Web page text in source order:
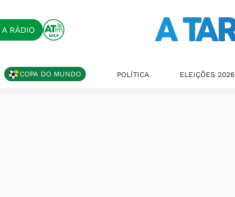
A RÁDIO
COPA DO MUNDO POLÍTICA ELEIÇÕES 2026